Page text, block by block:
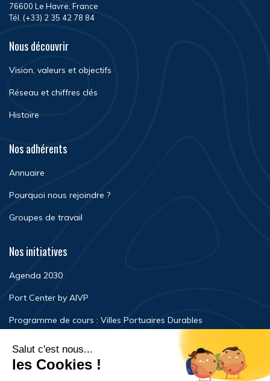
76600 Le Havre, France
Tél. (+33) 2 35 42 78 84
Nous découvrir
Vision, valeurs et objectifs
Réseau et chiffres clés
Histoire
Nos adhérents
Annuaire
Pourquoi nous rejoindre ?
Groupes de travail
Nos initiatives
Agenda 2030
Port Center by AIVP
Programme de cours : Villes Portuaires Durables
Newsroom